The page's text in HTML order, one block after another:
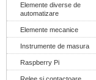
Elemente diverse de
automatizare
Elemente mecanice
Instrumente de masura
Raspberry Pi